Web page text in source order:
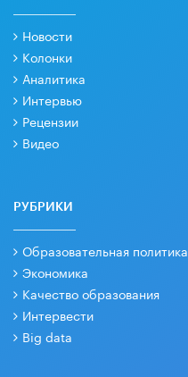
Новости
Колонки
Аналитика
Интервью
Рецензии
Видео
РУБРИКИ
Образовательная политика
Экономика
Качество образования
Интервести
Big data